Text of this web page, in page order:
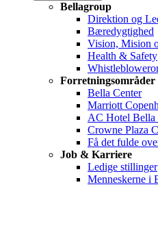
Bellagroup
Direktion og
Bæredygtighed
Vision, Mision
Health & Safety
Forretningsområder
Bella Center
Marriott
AC Hotel Bella
Crowne Plaza
Få det fulde
Job & Karriere
Ledige stillinger
Menneskerne i